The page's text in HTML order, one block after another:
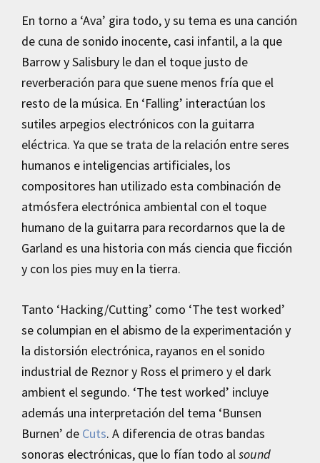
En torno a ‘Ava’ gira todo, y su tema es una canción
de cuna de sonido inocente, casi infantil, a la que
Barrow y Salisbury le dan el toque justo de
reverberación para que suene menos fría que el
resto de la música. En ‘Falling’ interactúan los
sutiles arpegios electrónicos con la guitarra
eléctrica. Ya que se trata de la relación entre seres
humanos e inteligencias artificiales, los
compositores han utilizado esta combinación de
atmósfera electrónica ambiental con el toque
humano de la guitarra para recordarnos que la de
Garland es una historia con más ciencia que ficción
y con los pies muy en la tierra.
Tanto ‘Hacking/Cutting’ como ‘The test worked’
se columpian en el abismo de la experimentación y
la distorsión electrónica, rayanos en el sonido
industrial de Reznor y Ross el primero y el dark
ambient el segundo. ‘The test worked’ incluye
además una interpretación del tema ‘Bunsen
Burnen’ de Cuts. A diferencia de otras bandas
sonoras electrónicas, que lo fían todo alsound